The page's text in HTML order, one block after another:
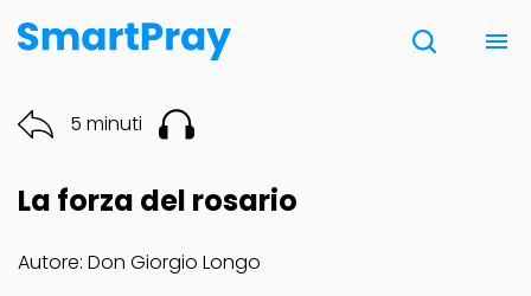
Chi siamo
Contatti
5 minuti
La forza del rosario
Autore: Don Giorgio Longo